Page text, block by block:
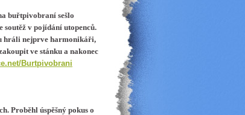
buřtpivobraní sešlo
v pojídání utopenců.
hráli nejprve harmonikáři,
ve stánku a nakonec
Burtpivobrani
Proběhl úspěšný pokus o